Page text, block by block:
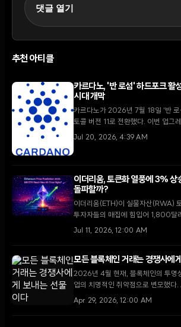
댓글 열기
추천 아티클
카르다노, '반 로섬' 하드포크 활
시대 개막
카르다노가 2026년 7월 18일 '반 로
토콜 버전 11로 전환했다. 이번 업그
로 비준된 최초의 사례이며, 향후 '우
Jul 20, 2026, 4:39 AM
이더리움, 토큰화 열풍에 3%
돌파할까?
이더리움(ETH)이 실물자산(RWA)
투자자들의 매집에 힘입어 1,800달
온체인 데이터의 약세와 기술적 저항
Jul 11, 2026, 12:00 AM
모든 블록체인 거래는 경쟁사에
2026년 4월 현재, 블록체인의 투명
업의 치명적인 취약점으로 변모했다
로 온체인 데이터를 분석함에 따라,
Apr 29, 2026, 12:00 AM